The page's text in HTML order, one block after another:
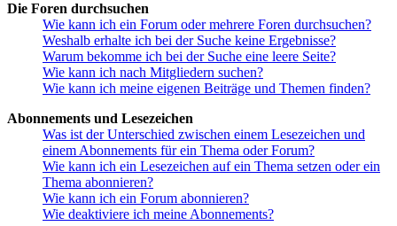
Die Foren durchsuchen
Wie kann ich ein Forum oder mehrere Foren durchsuchen?
Weshalb erhalte ich bei der Suche keine Ergebnisse?
Warum bekomme ich bei der Suche eine leere Seite?
Wie kann ich nach Mitgliedern suchen?
Wie kann ich meine eigenen Beiträge und Themen finden?
Abonnements und Lesezeichen
Was ist der Unterschied zwischen einem Lesezeichen und
einem Abonnements für ein Thema oder Forum?
Wie kann ich ein Lesezeichen auf ein Thema setzen oder ein
Thema abonnieren?
Wie kann ich ein Forum abonnieren?
Wie deaktiviere ich meine Abonnements?